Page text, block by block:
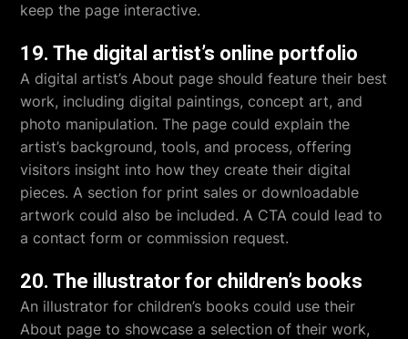
keep the page interactive.
19. The digital artist’s online portfolio
A digital artist’s About page should feature their best
work, including digital paintings, concept art, and
photo manipulation. The page could explain the
artist’s background, tools, and process, offering
visitors insight into how they create their digital
pieces. A section for print sales or downloadable
artwork could also be included. A CTA could lead to
a contact form or commission request.
20. The illustrator for children’s books
An illustrator for children’s books could use their
About page to showcase a selection of their work,